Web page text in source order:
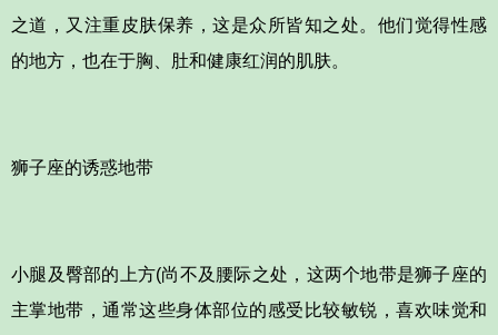
之道，又注重皮肤保养，这是众所皆知之处。他们觉得性感
的地方，也在于胸、肚和健康红润的肌肤。
狮子座的诱惑地带
小腿及臀部的上方(尚不及腰际之处，这两个地带是狮子座的
主掌地带，通常这些身体部位的感受比较敏锐，喜欢味觉和